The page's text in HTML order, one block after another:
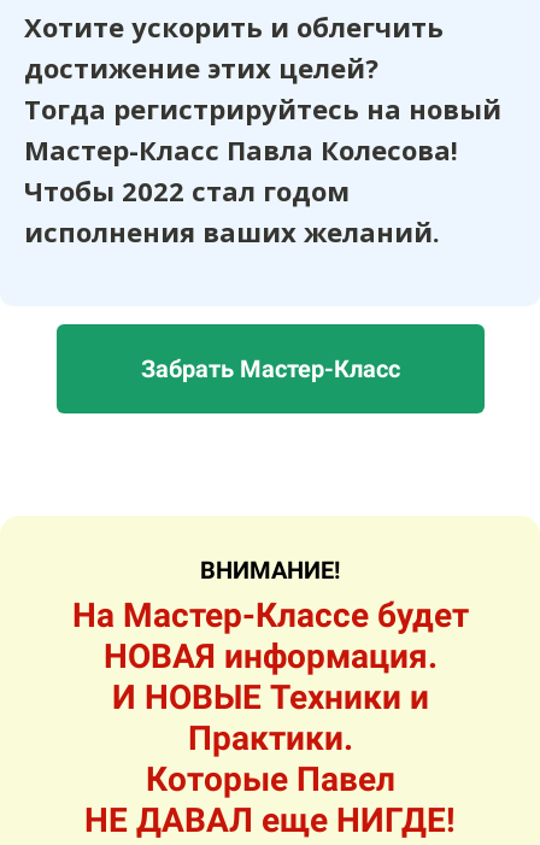
Хотите ускорить и облегчить
достижение этих целей?
Тогда регистрируйтесь на новый
Мастер-Класс Павла Колесова!
Чтобы 2022 стал годом
исполнения ваших желаний.
Забрать Мастер-Класс
ВНИМАНИЕ!
На Мастер-Классе будет
НОВАЯ информация.
И НОВЫЕ Техники и
Практики.
Которые Павел
НЕ ДАВАЛ еще НИГДЕ!